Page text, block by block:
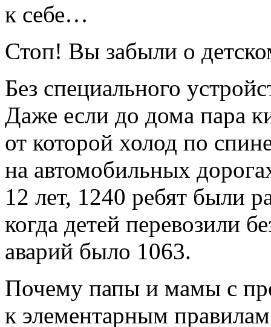
к себе…
Стоп! Вы забыли о
Без специального
Даже если до дома пара
от которой холод по
на автомобильных
12 лет, 1240 ребят были
когда детей перевозили
аварий было 1063.
Почему папы и мамы с
к элементарным